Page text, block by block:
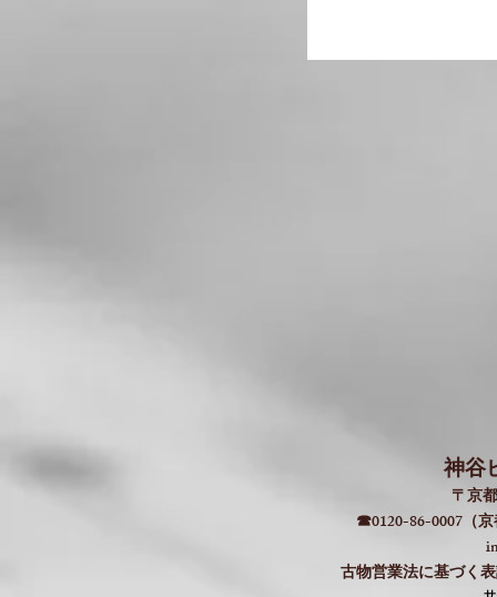
神谷
〒京
☎0120-86-0007（
古物営業法に基づく